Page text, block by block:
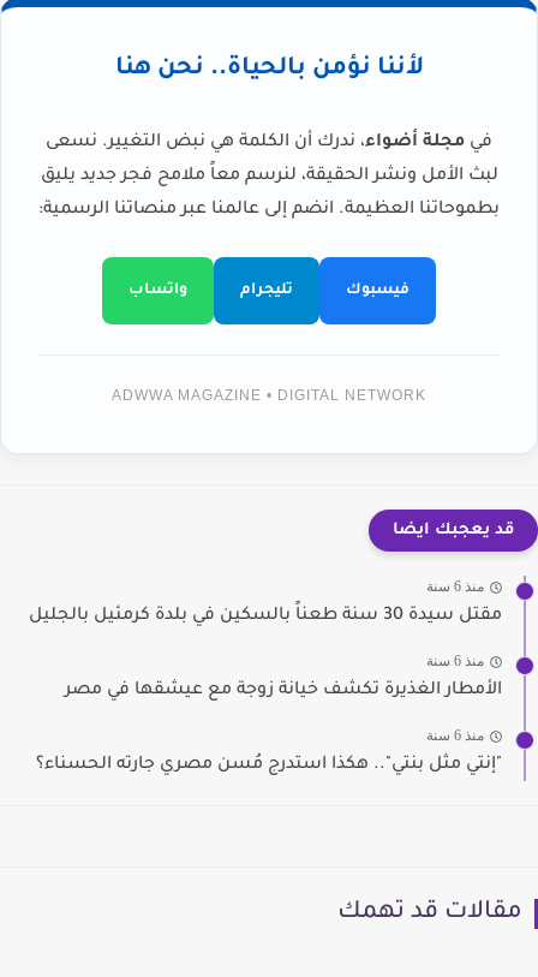
لأننا نؤمن بالحياة.. نحن هنا
في مجلة أضواء، ندرك أن الكلمة هي نبض التغيير. نسعى
لبث الأمل ونشر الحقيقة، لنرسم معاً ملامح فجر جديد يليق
بطموحاتنا العظيمة. انضم إلى عالمنا عبر منصاتنا الرسمية:
فيسبوك تليجرام واتساب
ADWWA MAGAZINE • DIGITAL NETWORK
قد يعجبك ايضا
منذ 6 سنة
مقتل سيدة 30 سنة طعناً بالسكين في بلدة كرمئيل بالجليل
منذ 6 سنة
الأمطار الغذيرة تكشف خيانة زوجة مع عيشقها في مصر
منذ 6 سنة
"إنتي مثل بنتي".. هكذا استدرج مُسن مصري جارته الحسناء؟
مقالات قد تهمك